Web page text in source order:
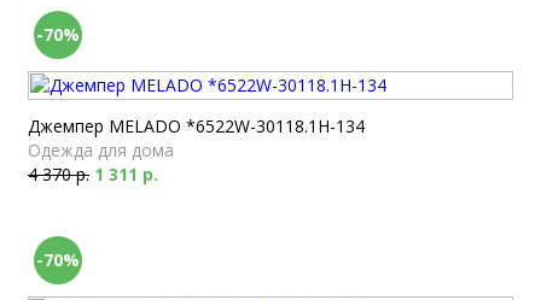
-70%
Джемпер MELADO *6522W-30118.1H-134
Одежда для дома
4 370 р. 1 311 р.
-70%